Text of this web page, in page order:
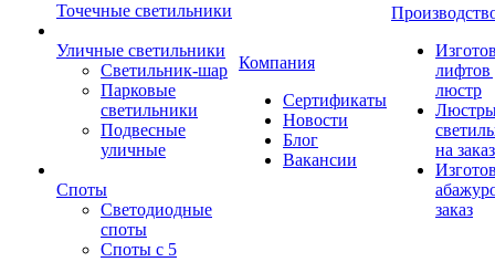
Точечные светильники
Уличные светильники
Светильник-шар
Парковые
светильники
Подвесные
уличные
Споты
Светодиодные
споты
Споты с 5
Компания
Сертификаты
Новости
Блог
Вакансии
лифтов
люстр
на заказ
заказ